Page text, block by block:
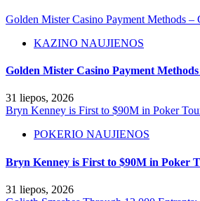
Golden Mister Casino Payment Methods –
KAZINO NAUJIENOS
Golden Mister Casino Payment
31 liepos, 2026
Bryn Kenney is First to $90M in Poker
POKERIO NAUJIENOS
Bryn Kenney is First to $90M in Poker
31 liepos, 2026